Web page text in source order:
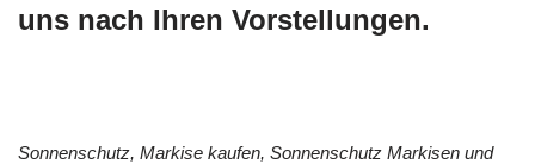
uns nach Ihren Vorstellungen.
Sonnenschutz, Markise kaufen, Sonnenschutz Markisen und